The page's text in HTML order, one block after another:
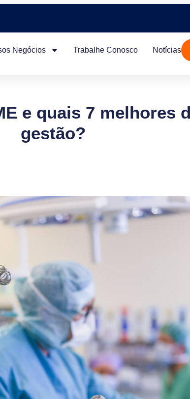
Negócios Trabalhe Conosco Notícias
e quais 7 melhores
gestão?